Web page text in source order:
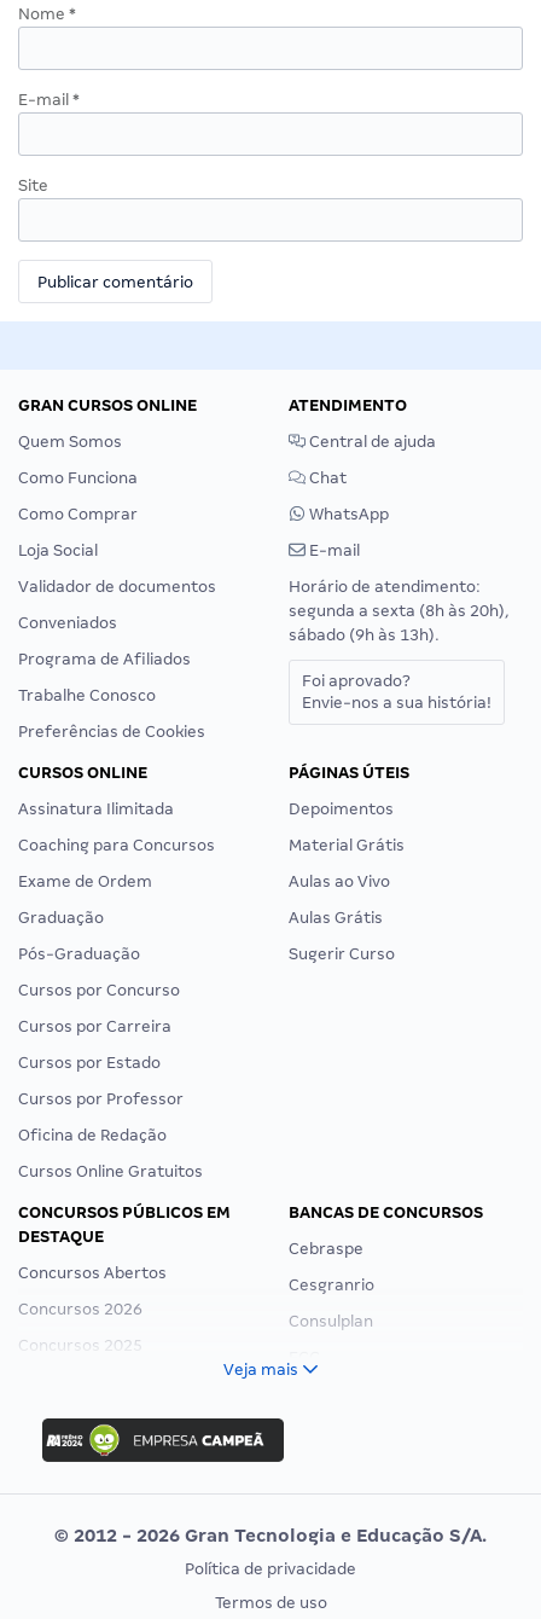
Nome *
E-mail *
Site
GRAN CURSOS ONLINE
Quem Somos
Como Funciona
Como Comprar
Loja Social
Validador de documentos
Conveniados
Programa de Afiliados
Trabalhe Conosco
Preferências de Cookies
ATENDIMENTO
Central de ajuda
Chat
WhatsApp
E-mail
Horário de atendimento:
segunda a sexta (8h às 20h),
sábado (9h às 13h).
Foi aprovado?
Envie-nos a sua história!
CURSOS ONLINE
Assinatura Ilimitada
Coaching para Concursos
Exame de Ordem
Graduação
Pós-Graduação
Cursos por Concurso
Cursos por Carreira
Cursos por Estado
Cursos por Professor
Oficina de Redação
Cursos Online Gratuitos
PÁGINAS ÚTEIS
Depoimentos
Material Grátis
Aulas ao Vivo
Aulas Grátis
Sugerir Curso
CONCURSOS PÚBLICOS EM
DESTAQUE
Concursos Abertos
Concursos 2026
Concursos 2025
Concurso Ibama
Concurso MPU
Editais publicados
BANCAS DE CONCURSOS
Cebraspe
Cesgranrio
Consulplan
Vunesp
CONCURSOS POR PROFISSÃO
EXAME DE ORDEM
Veja mais
© 2012 - 2026 Gran Tecnologia e Educação S/A.
Política de privacidade
Termos de uso